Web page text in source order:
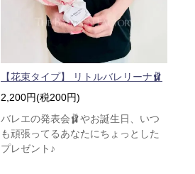
【花束タイプ】 リトルバレリーナ🩰
2,200円(税200円)
バレエの発表会🩰やお誕生日、いつ
も頑張ってるあなたにちょっとした
プレゼント♪